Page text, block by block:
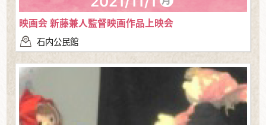
映画会 新藤兼人監督映画作品上映会
石内公民館